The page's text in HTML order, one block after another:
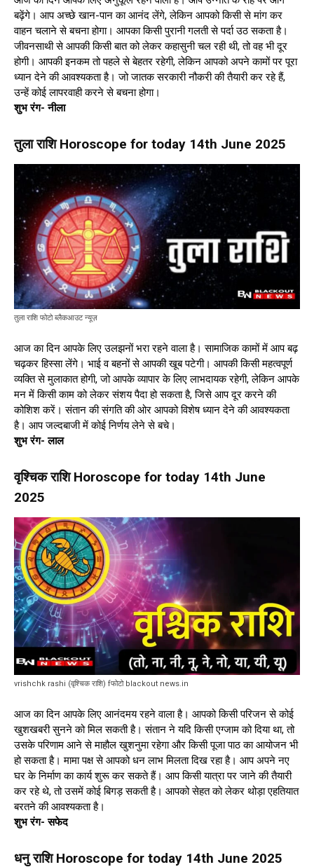
बढ़ेंगे। आप अच्छे खान-पान का आनंद लेंगे, लेकिन आपको किसी से मांग कर
वाहन चलाने से बचना होगा। आपका किसी पुरानी गलती से पर्दा उठ सकता है।
जीवनसाथी से आपकी किसी बात को लेकर कहासुनी चल रही थी, तो वह भी दूर
होगी। आपकी इनकम तो पहले से बेहतर रहेगी, लेकिन आपको अपने कामों पर पूरा
ध्यान देने की आवश्यकता है। जो जातक सरकारी नौकरी की तैयारी कर रहे हैं,
उन्हें कोई लापरवाही करने से बचना होगा।
शुभ रंग- नीला
तुला राशि Horoscope for today 14th June 2025
तुला राशि फोटो ब्लैकआउट न्यूज़
आज का दिन आपके लिए उलझनों भरा रहने वाला है। सामाजिक कामों में आप बढ़
चढ़कर हिस्सा लेंगे। भाई व बहनों से आपकी खूब पटेगी। आपकी किसी महत्वपूर्ण
व्यक्ति से मुलाकात होगी, जो आपके व्यापार के लिए लाभदायक रहेगी, लेकिन आपके
मन में किसी काम को लेकर संशय पैदा हो सकता है, जिसे आप दूर करने की
कोशिश करें। संतान की संगति की ओर आपको विशेष ध्यान देने की आवश्यकता
है। आप जल्दबाजी में कोई निर्णय लेने से बचे।
शुभ रंग- लाल
वृश्चिक राशि Horoscope for today 14th June
2025
vrishchk rashi (वृश्चिक राशि) fफोटो blackout news.in
आज का दिन आपके लिए आनंदमय रहने वाला है। आपको किसी परिजन से कोई
खुशखबरी सुनने को मिल सकती है। संतान ने यदि किसी एग्जाम को दिया था, तो
उसके परिणाम आने से माहौल खुशनुमा रहेगा और किसी पूजा पाठ का आयोजन भी
हो सकता है। मामा पक्ष से आपको धन लाभ मिलता दिख रहा है। आप अपने नए
घर के निर्माण का कार्य शुरू कर सकते हैं। आप किसी यात्रा पर जाने की तैयारी
कर रहे थे, तो उसमें कोई बिगड़ सकती है। आपको सेहत को लेकर थोड़ा एहतियात
बरतने की आवश्यकता है।
शुभ रंग- सफेद
धनु राशि Horoscope for today 14th June 2025